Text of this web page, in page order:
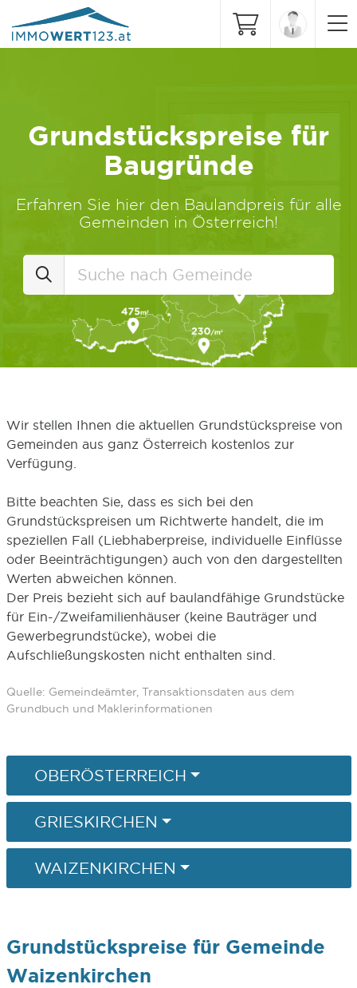
Grundstückspreise für
Baugründe
Erfahren Sie hier den Baulandpreis für alle
Gemeinden in Österreich!
Wir stellen Ihnen die aktuellen Grundstückspreise von
Gemeinden aus ganz Österreich kostenlos zur
Verfügung.
Bitte beachten Sie, dass es sich bei den
Grundstückspreisen um Richtwerte handelt, die im
speziellen Fall (Liebhaberpreise, individuelle Einflüsse
oder Beeinträchtigungen) auch von den dargestellten
Werten abweichen können.
Der Preis bezieht sich auf baulandfähige Grundstücke
für Ein-/Zweifamilienhäuser (keine Bauträger und
Gewerbegrundstücke), wobei die
Aufschließungskosten nicht enthalten sind.
Quelle: Gemeindeämter, Transaktionsdaten aus dem
Grundbuch und Maklerinformationen
OBERÖSTERREICH
GRIESKIRCHEN
WAIZENKIRCHEN
Grundstückspreise für Gemeinde
Waizenkirchen